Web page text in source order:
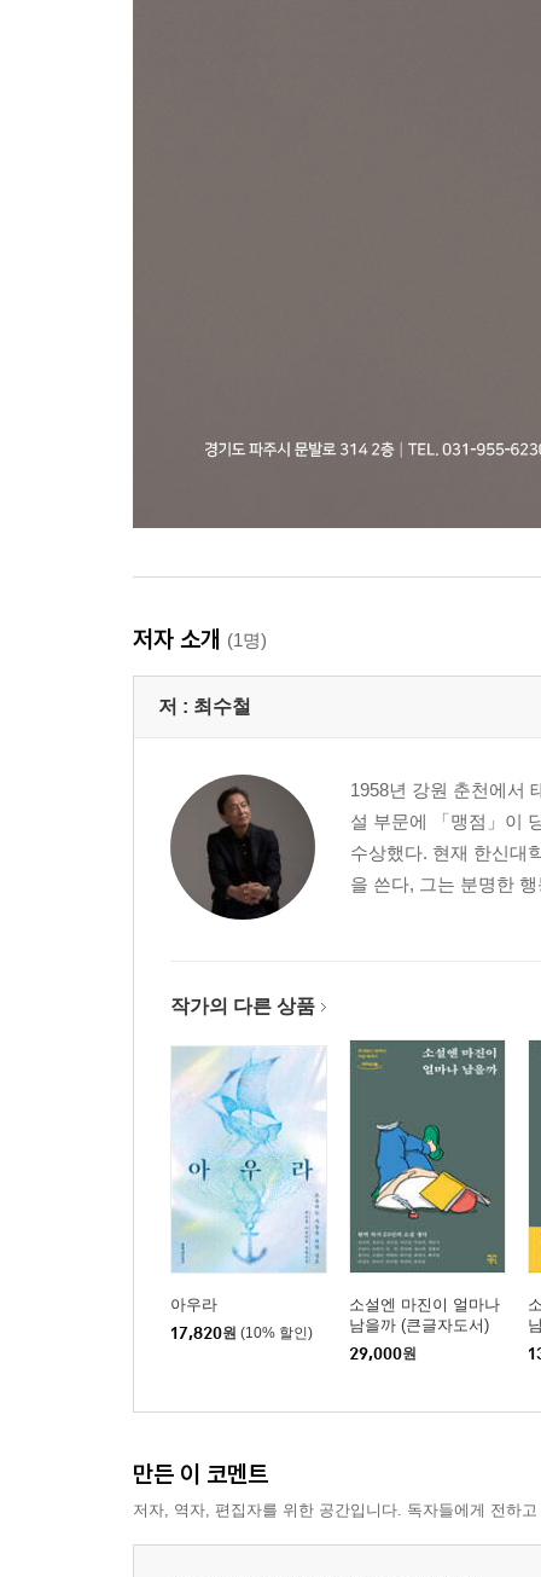
저자 소개 (1명)
저 : 최수철
1958년 강원 춘천에서
설 부문에 「맹점」이
수상했다. 현재 한신대
을 쓴다, 그는 분명한
작가의 다른 상품
아우라
17,820원 (10% 할인)
소설엔 마진이 얼마나
남을까 (큰글자도서)
29,000원
만든 이 코멘트
저자, 역자, 편집자를 위한 공간입니다. 독자들에게 전하